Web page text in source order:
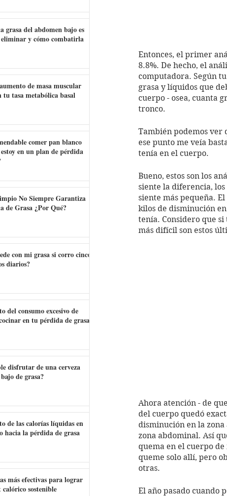
grasa del abdomen bajo es
y cómo combatirla
de masa muscular
tu tasa metabólica basal
comer pan blanco
en un plan de pérdida
No Siempre Garantiza
de Grasa ¿Por Qué?
con mi grasa si corro cinco
diarios?
del consumo excesivo de
en tu pérdida de grasa
disfrutar de una cerveza
de grasa?
de las calorías líquidas en
hacia la pérdida de grasa
más efectivas para lograr
sostenible
Entonces, el primer
8.8%. De hecho, el
computadora. Según
grasa y líquidos que
cuerpo - osea, cuanta
tronco.
También podemos ver
ese punto me veía
tenía en el cuerpo.
Bueno, estos son los
siente la diferencia,
siente más pequeña.
kilos de disminución
tenía. Considero que
más difícil son estos
Ahora atención - de
del cuerpo quedó
disminución en la
zona abdominal. Así
quema en el cuerpo
queme solo allí, pero
otras.
El año pasado cuando